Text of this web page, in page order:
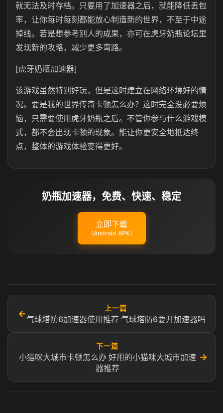
就无法及时存档。只要用了加速器之后，就能降低丢包
率，让你每时每刻都能放心制造新的世界，不至于中途
掉线。若是想参考别人的成果，亦可在虎牙奶瓶论坛里
发现新的攻略，减少更多弯路。
[虎牙奶瓶加速器]
该游戏虽然特别好玩，但是这时建立在网络环境好的情
况。要是我的世界传奇卡顿怎么办？这时完全没必要烦
恼，只需要使用虎牙奶瓶之后。不管你参与什么游戏模
式，都不会出现卡顿的现象。能让你更安全地抵达终
点，整体的游戏体验变得更好。
奶瓶加速器，免费、快速、稳定
立即下载
（Android APK）
←
上一篇
气球塔防6加速器使用推荐 气球塔防6要开加速器吗
下一篇
小猫咪大城市卡顿怎么办 好用的小猫咪大城市加速
器推荐
→